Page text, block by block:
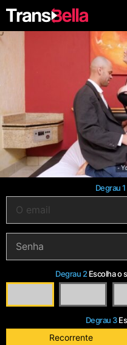
Degrau 1
Degrau 2 Escolha o
Degrau 3
Recorrente